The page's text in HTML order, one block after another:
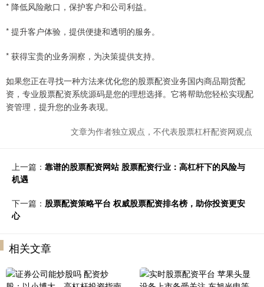
* 降低风险敞口，保护客户和公司利益。
* 提升客户体验，提供便捷和透明的服务。
* 获得宝贵的业务洞察，为决策提供支持。
如果您正在寻找一种方法来优化您的股票配资业务国内商品期货配
资，专业股票配资系统源码是您的理想选择。它将帮助您轻松实现配
资管理，提升您的业务表现。
文章为作者独立观点，不代表股票杠杆配资网观点
上一篇： 靠谱的股票配资网站 股票配资行业：高杠杆下的风险与
机遇
下一篇： 股票配资策略平台 权威股票配资排名榜，助你投资更安
心
相关文章